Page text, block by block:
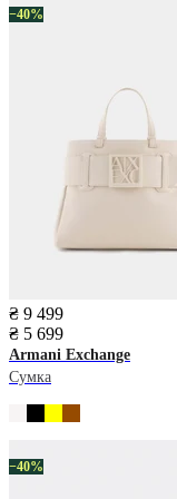
−40%
₴ 9 499
₴ 5 699
Armani Exchange
Сумка
−40%